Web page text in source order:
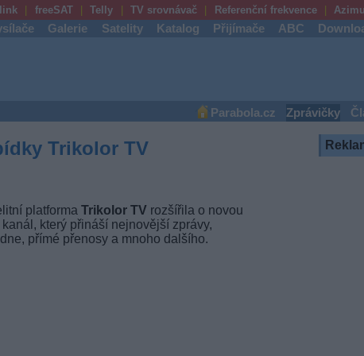
freeSAT Telly TV srovnávač Referenční frekvence
Galerie Satelity Katalog Přijímače ABC
Parabola.cz Zprávičky
Trikolor TV
platforma Trikolor TVrozšířila o novou
který přináší nejnovější zprávy,
přímé přenosy a mnoho dalšího.